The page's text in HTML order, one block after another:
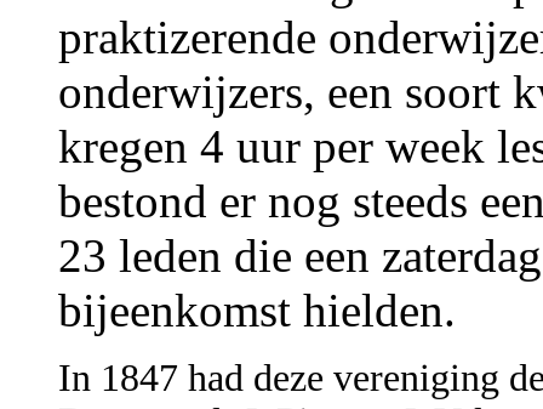
praktizerende
onderwijzers, een soort
kregen 4 uur per week
bestond er nog steeds
23 leden die een
bijeenkomst hielden.
In 1847 had deze vereniging